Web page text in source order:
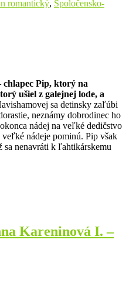
romantický, Spoločensko-
Pip, ktorý na
ušiel z galejnej lode, a
sa detinsky zaľúbi
neznámy dobrodinec ho
nádej na veľké dedičstvo
nádeje pominú. Pip však
sa nenavráti k ľahtikárskemu
Kareninová I. –